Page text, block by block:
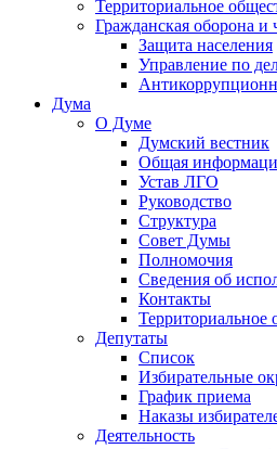
Территориальное
Гражданская оборона и
Защита населения
Управление по
Дума
О Думе
Думский вестник
Общая
Устав ЛГО
Руководство
Структура
Совет Думы
Полномочия
Сведения об
Контакты
Территориальное
Депутаты
Список
Избирательные
График приема
Наказы
Деятельность